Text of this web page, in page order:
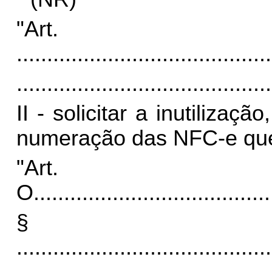
"Art.
II - solicitar a
numeração das NFC-e
"Art.
O.
§